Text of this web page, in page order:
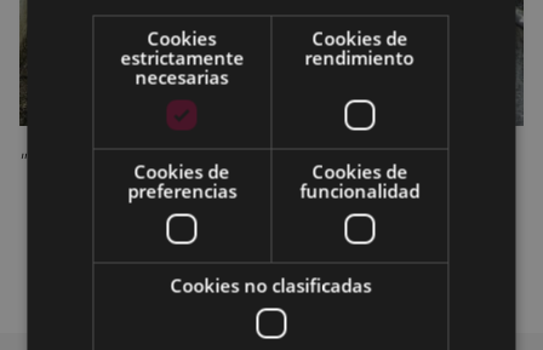
"Ibargain", Pedro Arriola.
Cookies
estrictamente
necesarias
Cookies de
rendimiento
Cookies de
preferencias
Cookies de
funcionalidad
Cookies no clasificadas